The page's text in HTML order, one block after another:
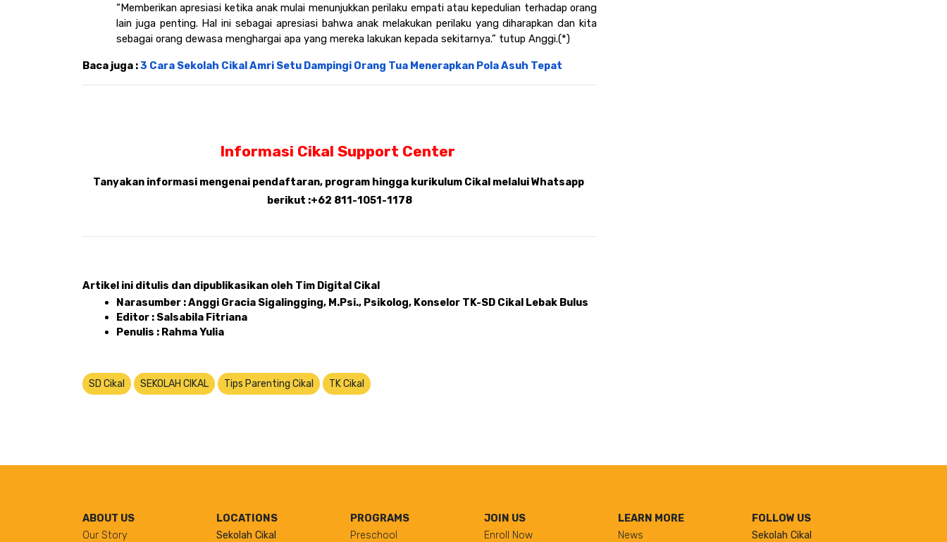
“Memberikan apresiasi ketika anak mulai menunjukkan perilaku empati atau kepedulian terhadap orang
lain juga penting. Hal ini sebagai apresiasi bahwa anak melakukan perilaku yang diharapkan dan kita
sebagai orang dewasa menghargai apa yang mereka lakukan kepada sekitarnya.” tutup Anggi.(*)
Baca juga : 3 Cara Sekolah Cikal Amri Setu Dampingi Orang Tua Menerapkan Pola Asuh Tepat
Informasi Cikal Support Center
Tanyakan informasi mengenai pendaftaran, program hingga kurikulum Cikal melalui Whatsapp
berikut :+62 811-1051-1178
Artikel ini ditulis dan dipublikasikan oleh Tim Digital Cikal
Narasumber : Anggi Gracia Sigalingging, M.Psi., Psikolog, Konselor TK-SD Cikal Lebak Bulus
Editor : Salsabila Fitriana
Penulis : Rahma Yulia
SD Cikal SEKOLAH CIKAL Tips Parenting Cikal TK Cikal
ABOUT US
Our Story
LOCATIONS
Sekolah Cikal
PROGRAMS
Preschool
JOIN US
Enroll Now
LEARN MORE
News
FOLLOW US
Sekolah Cikal